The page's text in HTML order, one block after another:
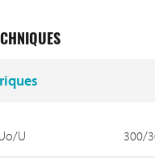
U 300/